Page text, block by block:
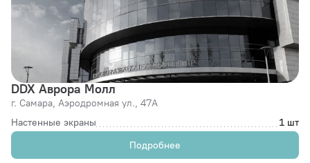
DDX Аврора Молл
г. Самара, Аэродромная ул., 47А
Настенные экраны
1 шт
Подробнее